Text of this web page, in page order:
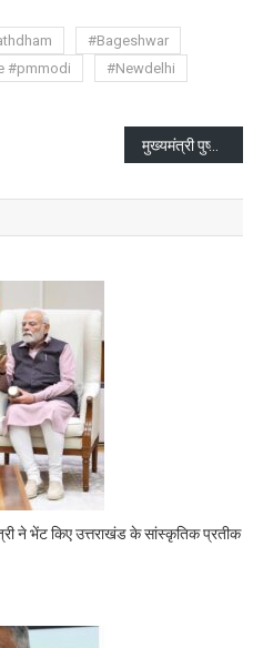
#Bageshwar
#pmmodi
#Newdelhi
मुख्यमंत्री पुष्कर सिंह धामी ने हरियाणा के मुख्यमंत्री नायब सिंह सैनी का किया स्वागत
ने भेंट किए उत्तराखंड के सांस्कृतिक प्रतीक